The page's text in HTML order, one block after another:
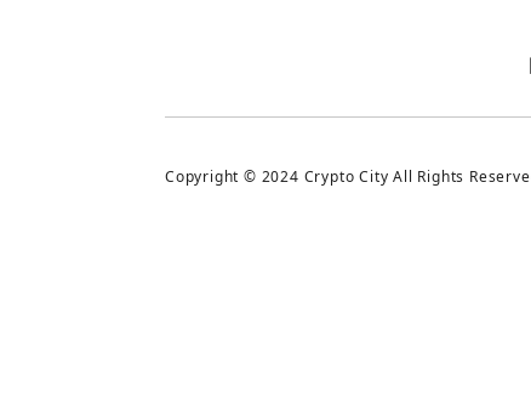
Copyright © 2024 Crypto City All Rights